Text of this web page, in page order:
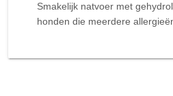
Smakelijk natvoer met
honden die meerdere